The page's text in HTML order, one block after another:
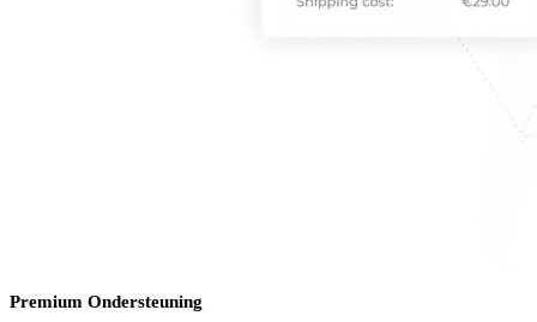
Premium Ondersteuning